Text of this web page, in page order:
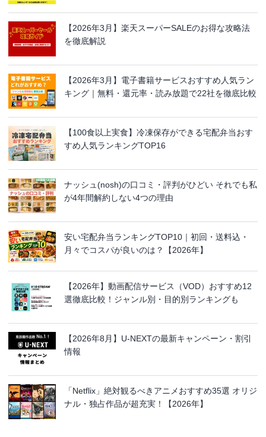
【2026年3月】楽天スーパーSALEのお得な攻略法
を徹底解説
【2026年3月】電子書籍サービスおすすめ人気ラン
キング｜無料・還元率・読み放題で22社を徹底比較
【100食以上実食】冷凍保存ができる宅配弁当おす
すめ人気ランキングTOP16
ナッシュ(nosh)の口コミ・評判がひどい それでも私
が4年間解約しない4つの理由
安い宅配弁当ランキングTOP10｜初回・送料込・
月々でコスパが良いのは？【2026年】
【2026年】動画配信サービス（VOD）おすすめ12
選徹底比較！ジャンル別・目的別ランキングも
【2026年8月】U-NEXTの最新キャンペーン・割引
情報
「Netflix」絶対観るべきアニメおすすめ35選 オリジ
ナル・独占作品が超充実！【2026年】